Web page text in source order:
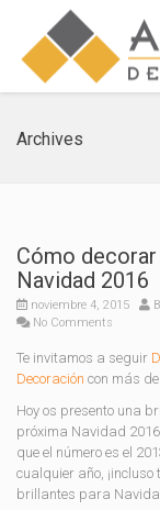
Archives
Cómo
Navidad 2016
noviembre 4, 2015
No Comments
Te invitamos a seguir
Decoración con más
Hoy os presento una
próxima Navidad
que el número es el
cualquier año,
brillantes para